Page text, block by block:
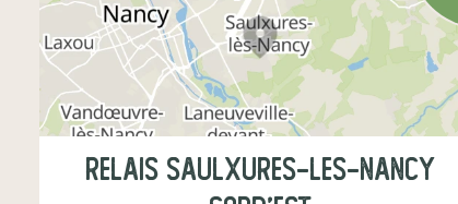
Relais Saulxures-les-Nancy